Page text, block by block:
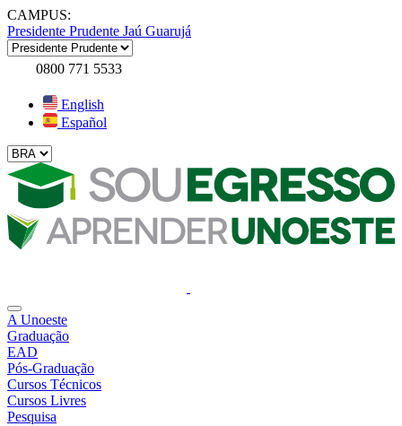
CAMPUS:
Presidente Prudente Jaú Guarujá
0800 771 5533
English
Español
A Unoeste
Graduação
EAD
Pós-Graduação
Cursos Técnicos
Cursos Livres
Pesquisa